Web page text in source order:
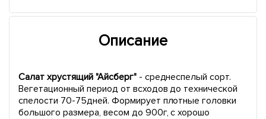
Описание
Салат хрустящий "Айсберг"- среднеспелый сорт.
Вегетационный период от всходов до технической
спелости 70-75дней. Формирует плотные головки
большого размера, весом до 900г, с хорошо